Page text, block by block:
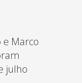
e Marco
julho